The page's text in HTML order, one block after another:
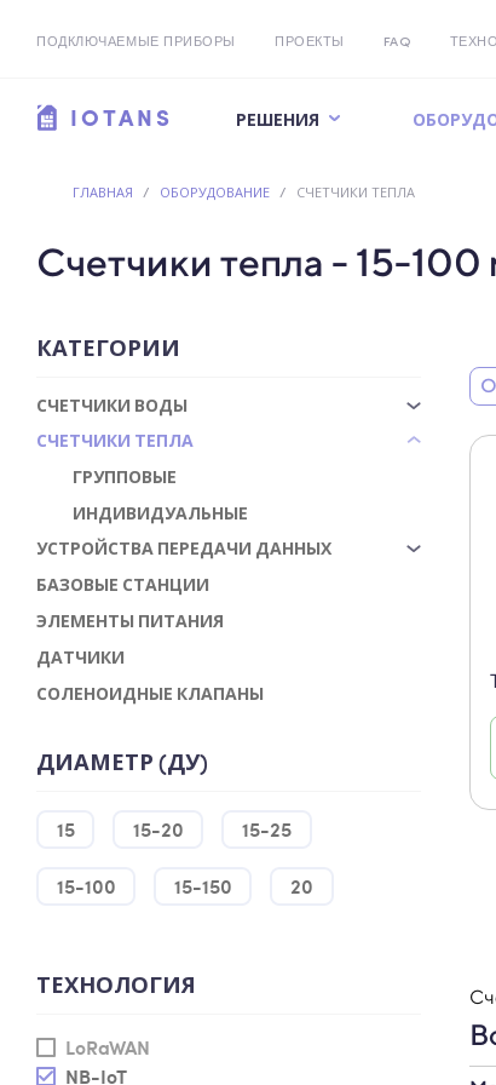
ПОДКЛЮЧАЕМЫЕ ПРИБОРЫ ПРОЕКТЫ FAQ
IOTANS РЕШЕНИЯ
ГЛАВНАЯ / ОБОРУДОВАНИЕ / СЧЕТЧИКИ ТЕПЛА
Счетчики тепла - 15-
КАТЕГОРИИ
СЧЕТЧИКИ ВОДЫ
СЧЕТЧИКИ ТЕПЛА
ГРУППОВЫЕ
ИНДИВИДУАЛЬНЫЕ
УСТРОЙСТВА ПЕРЕДАЧИ ДАННЫХ
БАЗОВЫЕ СТАНЦИИ
ЭЛЕМЕНТЫ ПИТАНИЯ
ДАТЧИКИ
СОЛЕНОИДНЫЕ КЛАПАНЫ
ДИАМЕТР (ДУ)
15 15-20 15-25
15-100 15-150 20
ТЕХНОЛОГИЯ
LoRaWAN
NB-IoT